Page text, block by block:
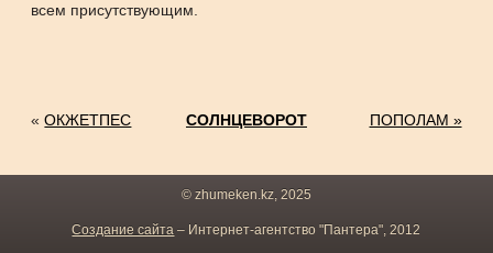
всем присутствующим.
«ОКЖЕТПЕС СОЛНЦЕВОРОТ ПОПОЛАМ »
© zhumeken.kz, 2025
Создание сайта – Интернет-агентство "Пантера", 2012